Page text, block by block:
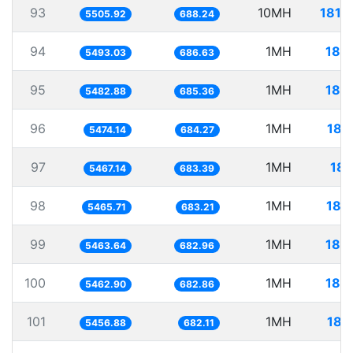
93 5505.92 688.24 10MH
94 5493.03 686.63 1MH
95 5482.88 685.36 1MH
96 5474.14 684.27 1MH
97 5467.14 683.39 1MH
98 5465.71 683.21 1MH
99 5463.64 682.96 1MH
100 5462.90 682.86 1MH
101 5456.88 682.11 1MH